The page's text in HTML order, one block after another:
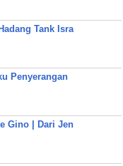
Tank Isra
Penyerangan
Gino | Dari Jen